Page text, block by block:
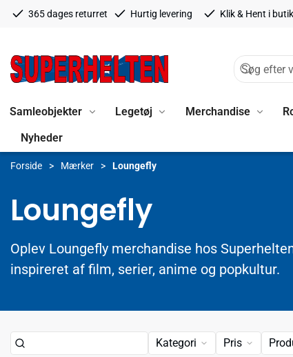
365 dages returret Hurtig levering Klik & Hent i
Samleobjekter Legetøj Merchandise
Nyheder
Forside Mærker Loungefly
Loungefly
Oplev Loungefly merchandise hos
inspireret af film, serier, anime og popkultur.
Kategori Pris